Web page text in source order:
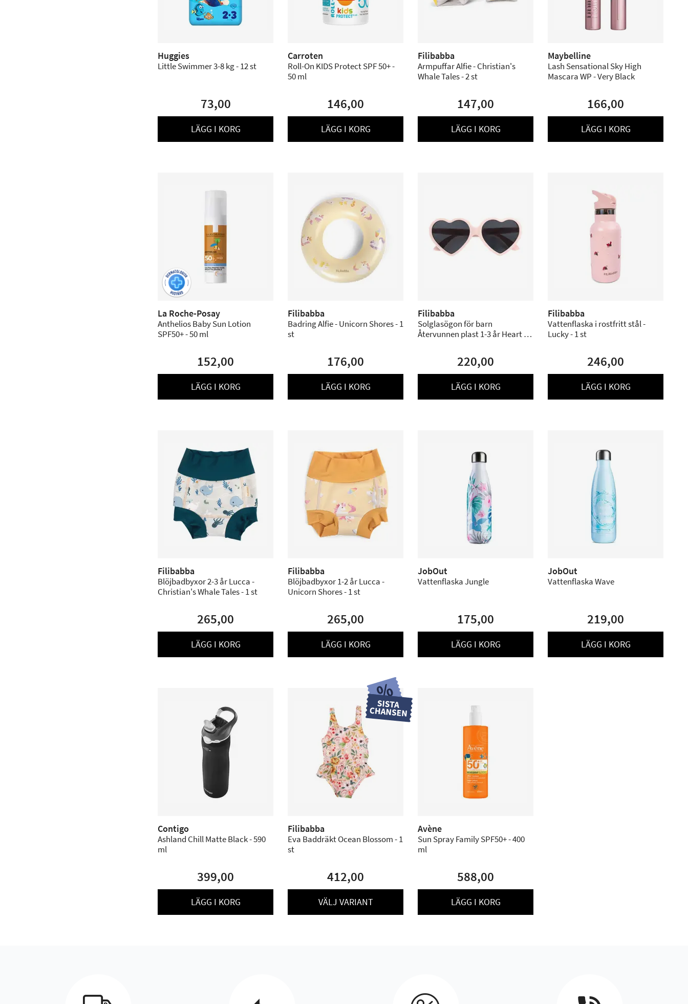
Huggies
Little Swimmer 3-8 kg - 12 st
73,00
LÄGG I KORG
Carroten
Roll-On KIDS Protect SPF 50+ -
50 ml
146,00
LÄGG I KORG
Filibabba
Armpuffar Alfie - Christian's
Whale Tales - 2 st
147,00
LÄGG I KORG
Maybelline
Lash Sensational Sky High
Mascara WP - Very Black
166,00
LÄGG I KORG
La Roche-Posay
Anthelios Baby Sun Lotion
SPF50+ - 50 ml
152,00
LÄGG I KORG
Filibabba
Badring Alfie - Unicorn Shores - 1
st
176,00
LÄGG I KORG
Filibabba
Solglasögon för barn
Återvunnen plast 1-3 år Heart -
220,00
LÄGG I KORG
Filibabba
Vattenflaska i rostfritt stål -
Lucky - 1 st
246,00
LÄGG I KORG
Filibabba
Blöjbadbyxor 2-3 år Lucca -
Christian's Whale Tales - 1 st
265,00
LÄGG I KORG
Filibabba
Blöjbadbyxor 1-2 år Lucca -
Unicorn Shores - 1 st
265,00
LÄGG I KORG
JobOut
Vattenflaska Jungle
175,00
LÄGG I KORG
JobOut
Vattenflaska Wave
219,00
LÄGG I KORG
Contigo
Ashland Chill Matte Black - 590
ml
399,00
LÄGG I KORG
Filibabba
Eva Baddräkt Ocean Blossom - 1
st
412,00
VÄLJ VARIANT
Avène
Sun Spray Family SPF50+ - 400
ml
588,00
LÄGG I KORG